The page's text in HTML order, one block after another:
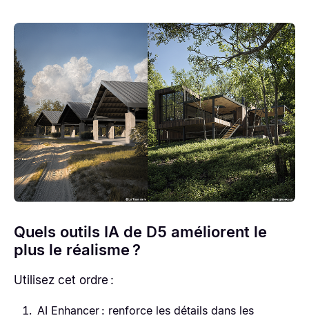
Quels outils IA de D5 améliorent le
plus le réalisme ?
Utilisez cet ordre :
AI Enhancer : renforce les détails dans les